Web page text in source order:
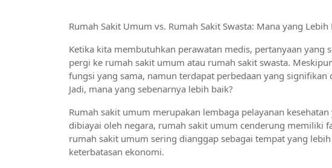
Rumah Sakit Umum vs. Rumah Sakit Swasta: Mana yang Lebih
Ketika kita membutuhkan perawatan medis, pertanyaan yang
pergi ke rumah sakit umum atau rumah sakit swasta.
fungsi yang sama, namun terdapat perbedaan yang signifikan
Jadi, mana yang sebenarnya lebih baik?
Rumah sakit umum merupakan lembaga pelayanan
dibiayai oleh negara, rumah sakit umum cenderung memiliki
rumah sakit umum sering dianggap sebagai tempat yang
keterbatasan ekonomi.